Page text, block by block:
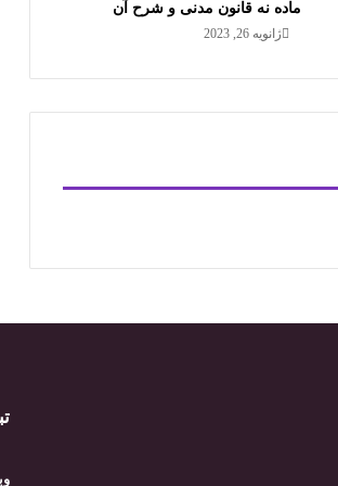
ماده نه قانون مدنی و شرح آن
ژانویه 26, 2023